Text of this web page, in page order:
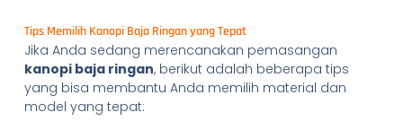
Tips Memilih Kanopi Baja Ringan yang Tepat
Jika Anda sedang merencanakan pemasangan
kanopi baja ringan, berikut adalah beberapa tips
yang bisa membantu Anda memilih material dan
model yang tepat: